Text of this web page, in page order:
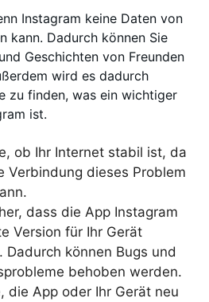
Instagram keine Daten von
kann. Dadurch können Sie
Geschichten von Freunden
wird es dadurch
zu finden, was ein wichtiger
ist.
ob Ihr Internet stabil ist, da
Verbindung dieses Problem
dass die App Instagram
Version für Ihr Gerät
Dadurch können Bugs und
behoben werden.
die App oder Ihr Gerät neu